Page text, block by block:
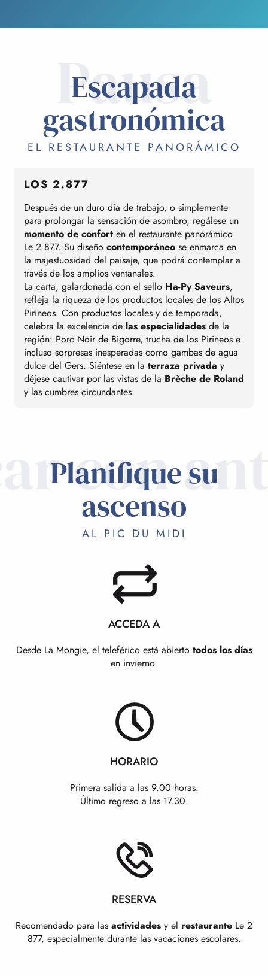
Pausa
Escapada
gastronómica
EL RESTAURANTE PANORÁMICO
LOS 2.877
Después de un duro día de trabajo, o simplemente
para prolongar la sensación de asombro, regálese un
momento de confort en el restaurante panorámico
Le 2 877. Su diseño contemporáneo se enmarca en
la majestuosidad del paisaje, que podrá contemplar a
través de los amplios ventanales.
La carta, galardonada con el sello Ha-Py Saveurs,
refleja la riqueza de los productos locales de los Altos
Pirineos. Con productos locales y de temporada,
celebra la excelencia de las especialidades de la
región: Porc Noir de Bigorre, trucha de los Pirineos e
incluso sorpresas inesperadas como gambas de agua
dulce del Gers. Siéntese en la terraza privada y
déjese cautivar por las vistas de la Brèche de Roland
y las cumbres circundantes.
con
Planifique su
ascenso
AL PIC DU MIDI
ACCEDA A
Desde La Mongie, el teleférico está abierto todos los días
en invierno.
HORARIO
Primera salida a las 9.00 horas.
Último regreso a las 17.30.
RESERVA
Recomendado para las actividades y el restaurante Le 2
877, especialmente durante las vacaciones escolares.